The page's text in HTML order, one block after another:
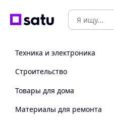
Техника и электроника
Строительство
Товары для дома
Материалы для ремонта